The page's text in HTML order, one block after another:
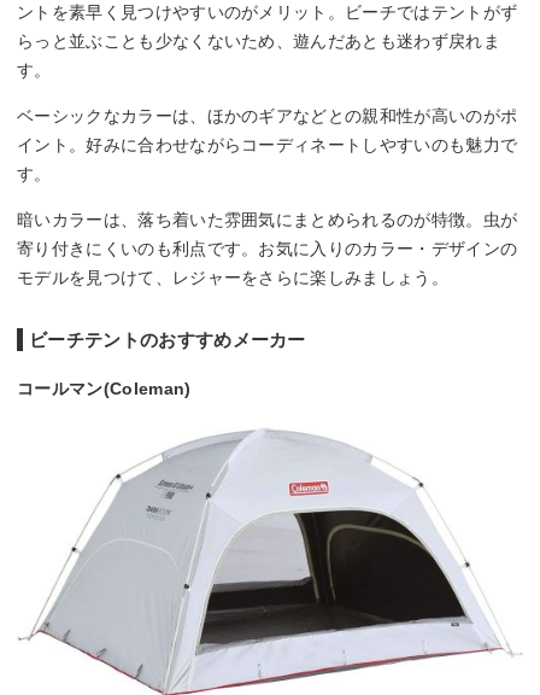
ントを素早く見つけやすいのがメリット。ビーチではテントがず
らっと並ぶことも少なくないため、遊んだあとも迷わず戻れま
す。
ベーシックなカラーは、ほかのギアなどとの親和性が高いのがポ
イント。好みに合わせながらコーディネートしやすいのも魅力で
す。
暗いカラーは、落ち着いた雰囲気にまとめられるのが特徴。虫が
寄り付きにくいのも利点です。お気に入りのカラー・デザインの
モデルを見つけて、レジャーをさらに楽しみましょう。
ビーチテントのおすすめメーカー
コールマン(Coleman)